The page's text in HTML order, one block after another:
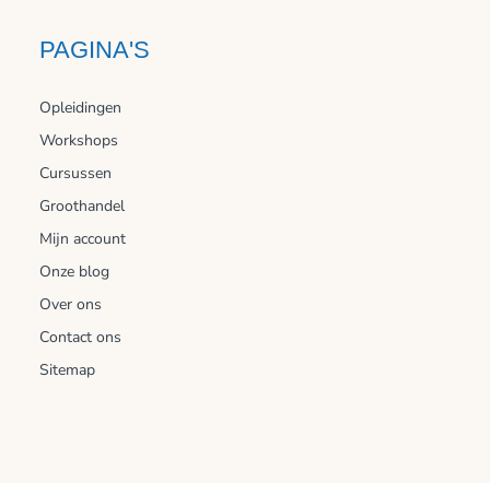
PAGINA'S
Opleidingen
Workshops
Cursussen
Groothandel
Mijn account
Onze blog
Over ons
Contact ons
Sitemap